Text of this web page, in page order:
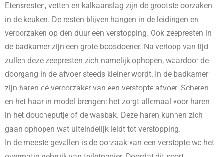
Etensresten, vetten en kalkaanslag zijn de grootste oorzaken
in de keuken. De resten blijven hangen in de leidingen en
veroorzaken op den duur een verstopping. Ook zeepresten in
de badkamer zijn een grote boosdoener. Na verloop van tijd
zullen deze zeepresten zich namelijk ophopen, waardoor de
doorgang in de afvoer steeds kleiner wordt. In de badkamer
zijn haren dé veroorzaker van een verstopte afvoer. Scheren
en het haar in model brengen: het zorgt allemaal voor haren
in het doucheputje of de wasbak. Deze haren kunnen zich
gaan ophopen wat uiteindelijk leidt tot verstopping.
In de meeste gevallen is de oorzaak van een verstopte wc het